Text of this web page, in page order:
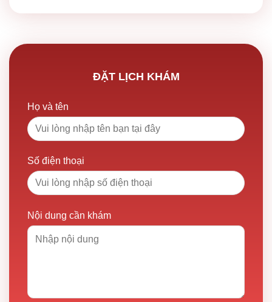
ĐẶT LỊCH KHÁM
Họ và tên
Số điện thoại
Nội dung cần khám